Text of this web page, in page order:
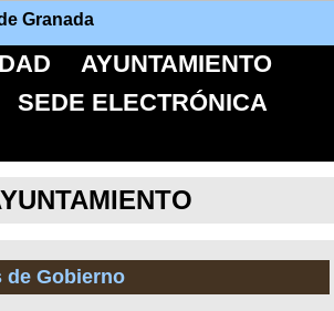
Granada
AYUNTAMIENTO
SEDE ELECTRÓNICA
de Gobierno